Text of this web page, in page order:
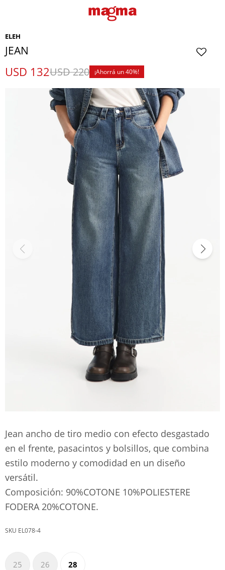
ELEH
JEAN
USD 132USD220 40
Jean ancho de tiro medio con efecto desgastado
en el frente, pasacintos y bolsillos, que combina
estilo moderno y comodidad en un diseño
versátil.
Composición: 90%COTONE 10%POLIESTERE
FODERA 20%COTONE.
EL078-4
25 26 28